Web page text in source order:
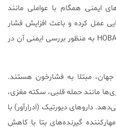
ایمنی همگام با عواملی مانند
عمل کرده و باعث افزایش فشار
خون می‌شوند. آزمایشات بالینی ۲-HOBA به منظور بررسی ایمنی آن در
جهان، مبتلا به فشارخون هستند.
مانند حمله قلبی، سکته مغزی،
داروهای دیورتیک (ادرارآور) با
گیرنده‌های بتا با کاهش